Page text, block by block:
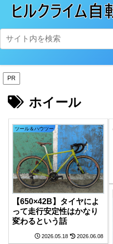
PR
ホイール
ツール＆ハウツー
【650×42B】タイヤによ
って走行安定性はかなり
変わるという話
2026.05.18 2026.06.08